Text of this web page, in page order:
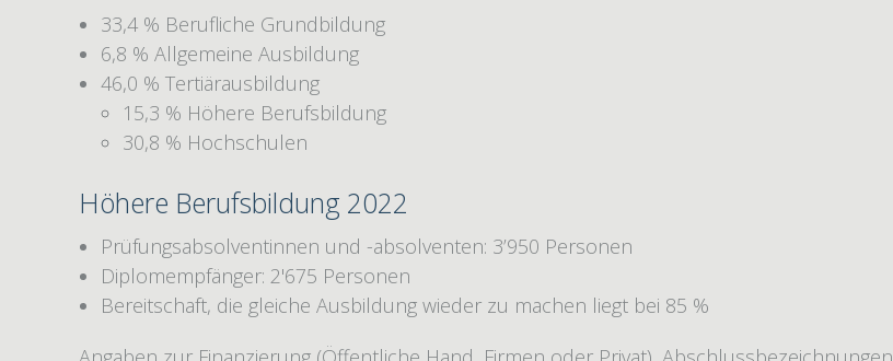
33,4 % Berufliche Grundbildung
6,8 % Allgemeine Ausbildung
46,0 % Tertiärausbildung
15,3 % Höhere Berufsbildung
30,8 % Hochschulen
Höhere Berufsbildung 2022
Prüfungsabsolventinnen und -absolventen: 3’950 Personen
Diplomempfänger: 2'675 Personen
Bereitschaft, die gleiche Ausbildung wieder zu machen liegt bei 85 %